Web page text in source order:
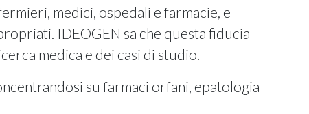
medici, ospedali e farmacie, e
IDEOGEN sa che questa fiducia
medica e dei casi di studio.
su farmaci orfani, epatologia